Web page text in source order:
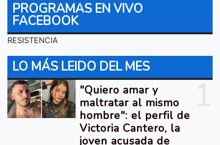
PROGRAMAS EN VIVO
FACEBOOK
RESISTENCIA
LO MÁS LEIDO DEL MES
"Quiero amar y
maltratar al mismo
hombre": el perfil de
Victoria Cantero, la
joven acusada de